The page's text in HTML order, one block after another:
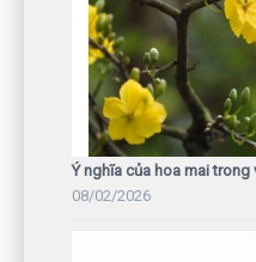
Ý nghĩa của hoa mai
08/02/2026